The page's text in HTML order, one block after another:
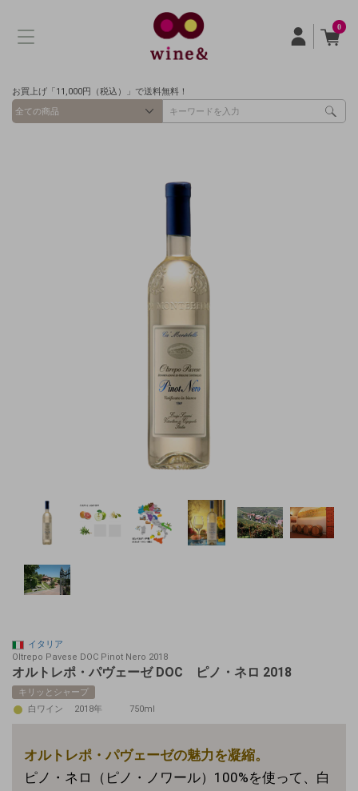
0
お買上げ「11,000円（税込）」で送料無料！
イタリア
Oltrepo Pavese DOC Pinot Nero 2018
オルトレポ・パヴェーゼ DOC ピノ・ネロ 2018
キリッとシャープ
白ワイン
2018年 750ml
オルトレポ・パヴェーゼの魅力を凝縮。
ピノ・ネロ（ピノ・ノワール）100%を使って、白